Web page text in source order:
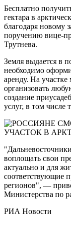
Бесплатно
гектара в
благодаря новому
поручению вице-
Трутнева.
Земля выдается в
необходимо
аренду. На
организовать
создание
услуг, в том числе
воплощать свои
актуально и для
соответствующие
регионов", —
Министерства по
РИА Новости